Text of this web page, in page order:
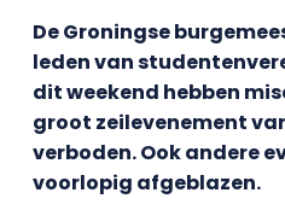
De Groningse
leden van
dit weekend hebben
groot zeilevenement
verboden. Ook andere
voorlopig afgeblazen.